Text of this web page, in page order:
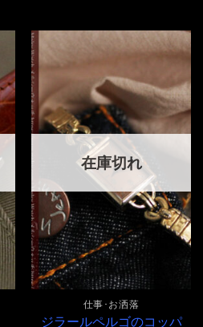
格
は
¥300,000
で
た。
価
格
は
で
す。
在庫切れ
仕事･お洒落
ジラールペルゴのコッパ